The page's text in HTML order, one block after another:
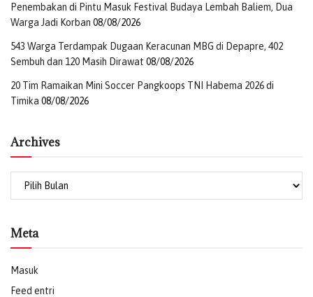
Penembakan di Pintu Masuk Festival Budaya Lembah Baliem, Dua
Warga Jadi Korban 08/08/2026
543 Warga Terdampak Dugaan Keracunan MBG di Depapre, 402
Sembuh dan 120 Masih Dirawat 08/08/2026
20 Tim Ramaikan Mini Soccer Pangkoops TNI Habema 2026 di
Timika 08/08/2026
Archives
Meta
Masuk
Feed entri